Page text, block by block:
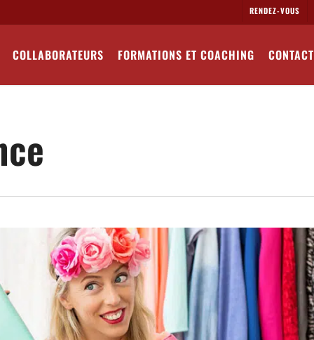
RENDEZ-VOUS
COLLABORATEURS FORMATIONS ET COACHING CONTACT